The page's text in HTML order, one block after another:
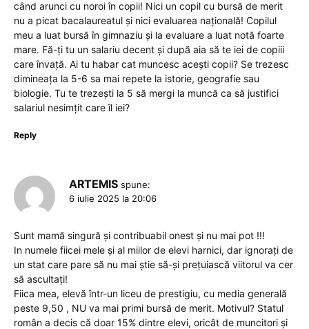
când arunci cu noroi în copii! Nici un copil cu bursă de merit
nu a picat bacalaureatul și nici evaluarea națională! Copilul
meu a luat bursă în gimnaziu și la evaluare a luat notă foarte
mare. Fă-ți tu un salariu decent și după aia să te iei de copiii
care învață. Ai tu habar cat muncesc acești copii? Se trezesc
dimineața la 5-6 sa mai repete la istorie, geografie sau
biologie. Tu te trezești la 5 să mergi la muncă ca să justifici
salariul nesimțit care îl iei?
Reply
ARTEMIS spune:
6 iulie 2025 la 20:06
Sunt mamă singură și contribuabil onest și nu mai pot !!!
In numele fiicei mele și al miilor de elevi harnici, dar ignorați de
un stat care pare să nu mai știe să-și prețuiască viitorul va cer
să ascultați!
Fiica mea, elevă într-un liceu de prestigiu, cu media generală
peste 9,50 , NU va mai primi bursă de merit. Motivul? Statul
român a decis că doar 15% dintre elevi, oricât de muncitori și